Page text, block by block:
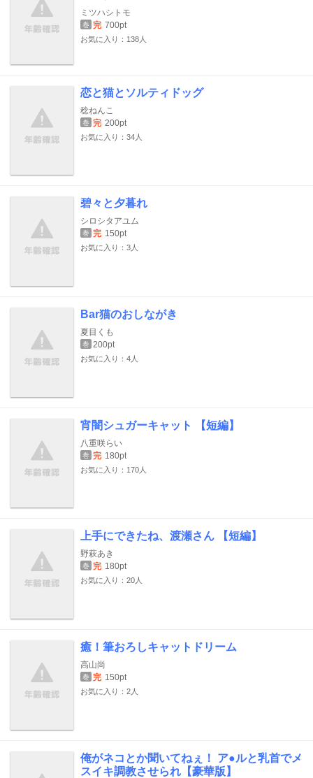
ミツハシトモ
巻 完 700pt
お気に入り：138人
恋と猫とソルティドッグ
稔ねんこ
巻 完 200pt
お気に入り：34人
碧々と夕暮れ
シロシタアユム
巻 完 150pt
お気に入り：3人
Bar猫のおしながき
夏目くも
巻 200pt
お気に入り：4人
宵闇シュガーキャット 【短編】
八重咲らい
巻 完 180pt
お気に入り：170人
上手にできたね、渡瀬さん 【短編】
野萩あき
巻 完 180pt
お気に入り：20人
癒！筆おろしキャットドリーム
高山尚
巻 完 150pt
お気に入り：2人
俺がネコとか聞いてねぇ！ ア●ルと乳首でメ
スイキ調教させられ【豪華版】